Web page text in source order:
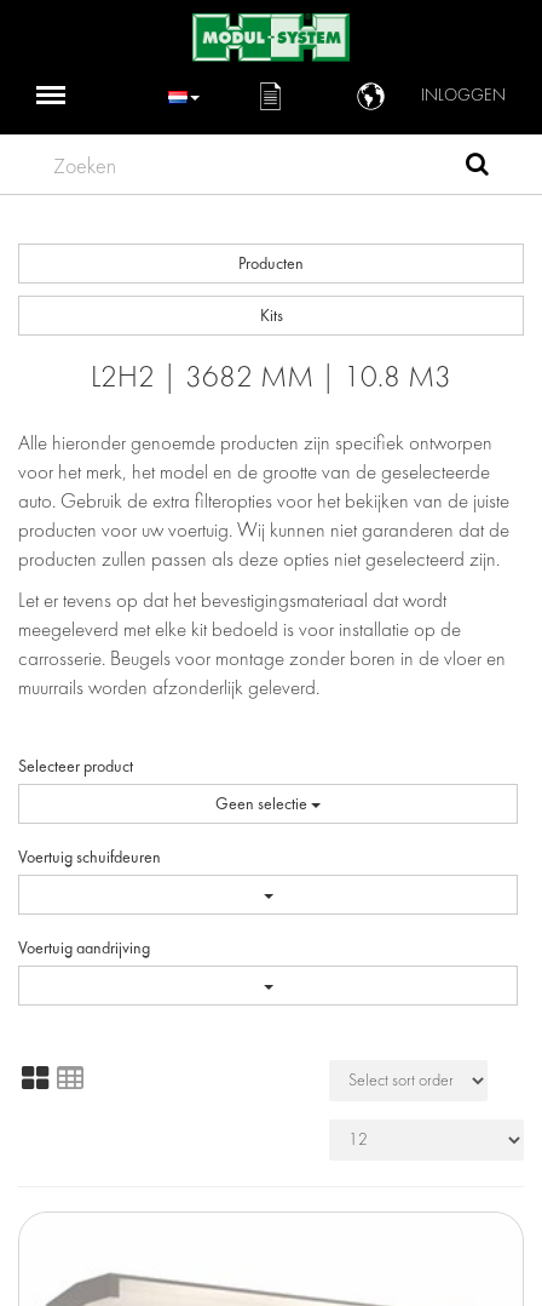
INLOGGEN
Zoeken
Producten
Kits
L2H2 | 3682 MM | 10.8 M3
Alle hieronder genoemde producten zijn specifiek ontworpen
voor het merk, het model en de grootte van de geselecteerde
auto. Gebruik de extra filteropties voor het bekijken van de juiste
producten voor uw voertuig. Wij kunnen niet garanderen dat de
producten zullen passen als deze opties niet geselecteerd zijn.
Let er tevens op dat het bevestigingsmateriaal dat wordt
meegeleverd met elke kit bedoeld is voor installatie op de
carrosserie. Beugels voor montage zonder boren in de vloer en
muurrails worden afzonderlijk geleverd.
Selecteer product
Geen selectie
Voertuig schuifdeuren
Voertuig aandrijving